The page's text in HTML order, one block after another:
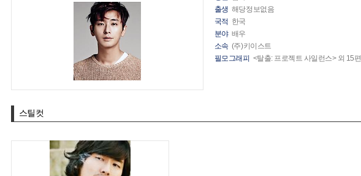
출생 해당정보없음
국적 한국
분야 배우
소속 (주)키이스트
필모그래피 <탈출: 프로젝트 사일런스> 외 15편
스틸컷